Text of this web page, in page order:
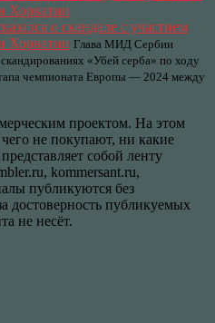
о скандале с участием
Хорватии Глава МИД Сербии
«Убей серба» по ходу
чемпионата Европы — 2024 между
проектом. На этом
не покупают, ни какие
собой ленту
kommersant.ru,
публикуются без
достоверность публикуемых
не несёт.